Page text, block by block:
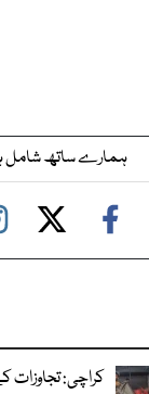
ہمارے ساتھ شامل
کراچی: تجاوزات